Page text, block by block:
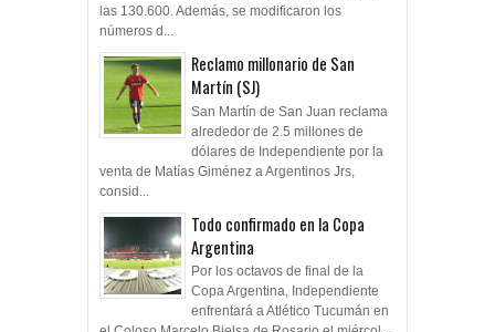
las 130.600. Además, se modificaron los
números d...
Reclamo millonario de San
Martín (SJ)
San Martín de San Juan reclama
alrededor de 2.5 millones de
dólares de Independiente por la
venta de Matías Giménez a Argentinos Jrs,
consid...
Todo confirmado en la Copa
Argentina
Por los octavos de final de la
Copa Argentina, Independiente
enfrentará a Atlético Tucumán en